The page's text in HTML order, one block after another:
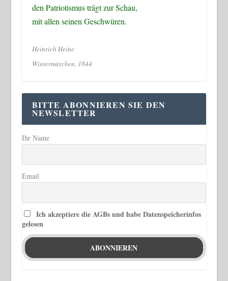
den Patriotismus trägt zur Schau,
mit allen seinen Geschwüren.
Heinrich Heine
Wintermärchen, 1844
BITTE ABONNIEREN SIE DEN
NEWSLETTER
Ihr Name
Email
Ich akzeptiere die AGBs und habe Datenspeicherinfos
gelesen